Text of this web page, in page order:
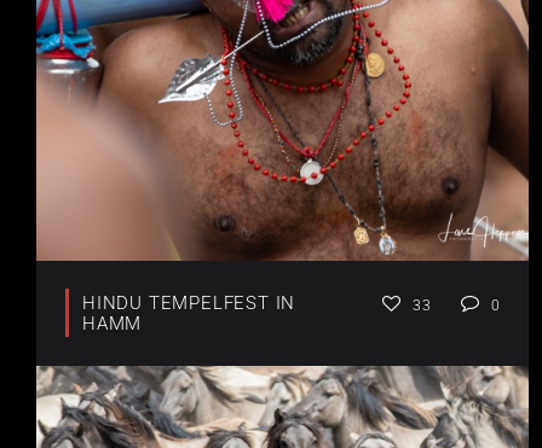
HINDU TEMPELFEST IN
HAMM
33 0